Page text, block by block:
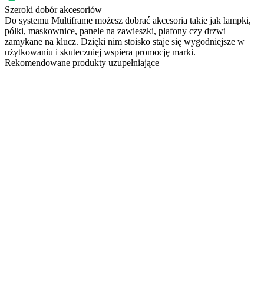
Szeroki dobór akcesoriów
Do systemu Multiframe możesz dobrać akcesoria takie jak lampki,
półki, maskownice, panele na zawieszki, plafony czy drzwi
zamykane na klucz. Dzięki nim stoisko staje się wygodniejsze w
użytkowaniu i skuteczniej wspiera promocję marki.
Rekomendowane produkty uzupełniające